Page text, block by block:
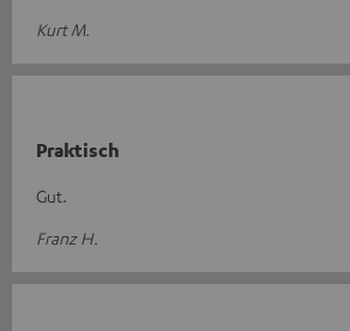
Kurt M.
Praktisch
Gut.
Franz H.